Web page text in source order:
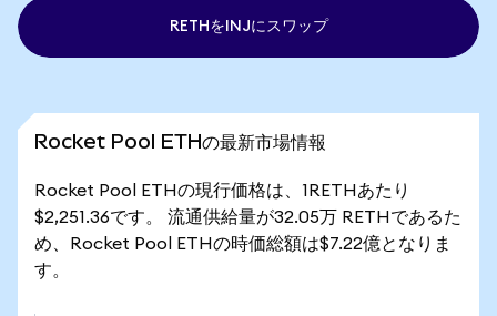
RETHをINJにスワップ
Rocket Pool ETHの最新市場情報
Rocket Pool ETHの現行価格は、1RETHあたり
$2,251.36です。 流通供給量が32.05万 RETHであるた
め、Rocket Pool ETHの時価総額は$7.22億となりま
す。